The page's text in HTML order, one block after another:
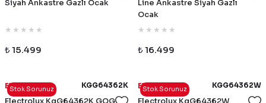
Siyah Ankastre Gazlı Ocak
₺ 15.499
Line Ankastre Siyah Gazlı
Ocak
₺ 16.499
Stok Sorunuz
Electrolux KGG64362K
Electrolux KgG64362K GOG
Stok Sorunuz
Electrolux KGG64362W
Electrolux KgG64362W